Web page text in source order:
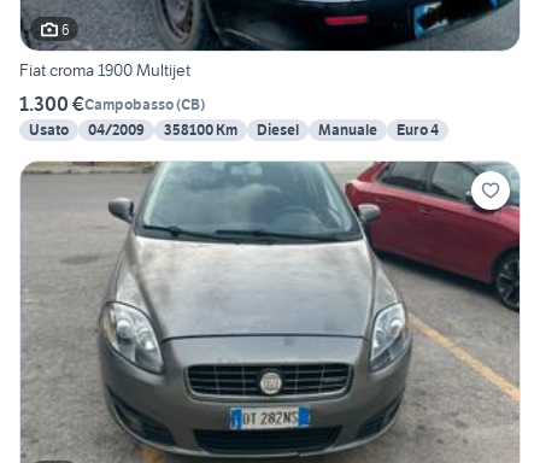
6
Fiat croma 1900 Multijet
1.300 €Campobasso(CB)
Usato
04/2009 358100 Km Diesel Manuale Euro 4